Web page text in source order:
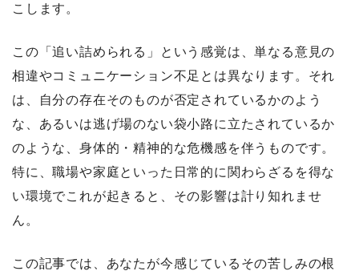
こします。
この「追い詰められる」という感覚は、単なる意見の
相違やコミュニケーション不足とは異なります。それ
は、自分の存在そのものが否定されているかのよう
な、あるいは逃げ場のない袋小路に立たされているか
のような、身体的・精神的な危機感を伴うものです。
特に、職場や家庭といった日常的に関わらざるを得な
い環境でこれが起きると、その影響は計り知れませ
ん。
この記事では、あなたが今感じているその苦しみの根